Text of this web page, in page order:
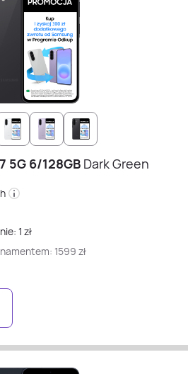
5G 6/128GB Dark Green
1 zł
1599 zł